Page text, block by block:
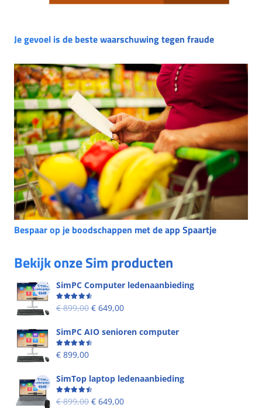
Je gevoel is de beste waarschuwing tegen fraude
Bespaar op je boodschappen met de app Spaartje
Bekijk onze Sim producten
SimPC Computer ledenaanbieding
Beoordeling 4.60uit 5
€899,00 € 649,00
SimPC AIO senioren computer
Beoordeling
€ 899,00
SimTop laptop ledenaanbieding
Beoordeling 4.53uit 5
€899,00 € 649,00